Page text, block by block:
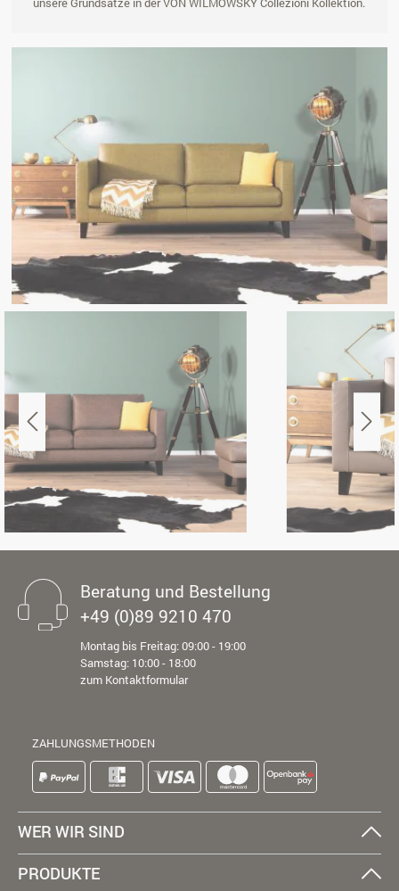
Beratung und Bestellung
+49 (0)89 9210 470
Montag bis Freitag: 09:00 - 19:00
Samstag: 10:00 - 18:00
zum Kontaktformular
ZAHLUNGSMETHODEN
WER WIR SIND
PRODUKTE